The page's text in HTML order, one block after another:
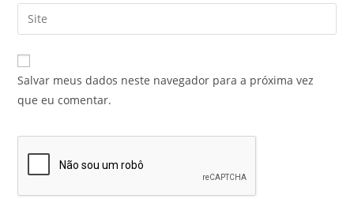
Salvar meus dados neste navegador para a próxima vez
que eu comentar.